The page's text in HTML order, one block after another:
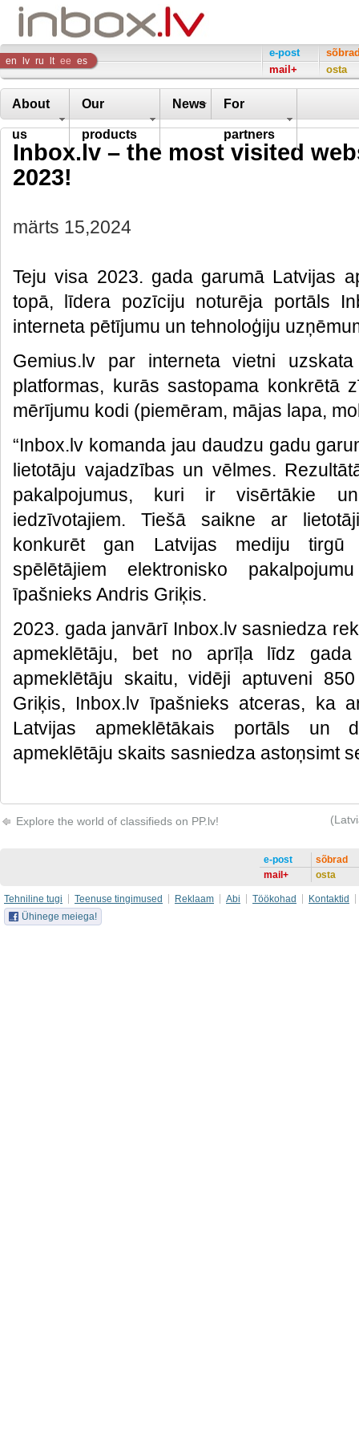
Inbox
Company
en lv ru lt ee es
e-post
mail+
osta
About
us
Our
products
News For
partners
Inbox.lv – the most visited
2023!
märts 15,2024
Teju visa 2023. gada garumā Latvijas
topā, līdera pozīciju noturēja portāls
interneta pētījumu un tehnoloģiju
Gemius.lv par interneta vietni
platformas, kurās sastopama konkrētā
mērījumu kodi (piemēram, mājas lapa,
“Inbox.lv komanda jau daudzu gadu
lietotāju vajadzības un vēlmes.
pakalpojumus, kuri ir visērtākie
iedzīvotajiem. Tiešā saikne ar
konkurēt gan Latvijas mediju tirgū
spēlētājiem elektronisko
īpašnieks Andris Griķis.
2023. gada janvārī Inbox.lv sasniedza
apmeklētāju, bet no aprīļa līdz gada
apmeklētāju skaitu, vidēji aptuveni
Griķis, Inbox.lv īpašnieks atceras, ka
Latvijas apmeklētākais portāls un
apmeklētāju skaits sasniedza astoņsimt
Explore the world of classifieds on PP.lv!
e-post
mail+
sõbrad
osta
Tehniline tugi Teenuse tingimused Reklaam Abi Töökohad
Kontaktid
Ühinege meiega!